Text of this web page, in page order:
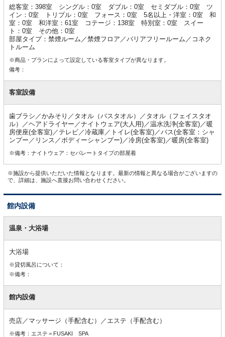
総客室：398室 シングル：0室 ダブル：0室 セミダブル：0室 ツ
イン：0室 トリプル：0室 フォース：0室 5名以上・洋室：0室 和
室：0室 和洋室：61室 コテージ：138室 特別室：0室 スイー
ト：0室 その他：0室
部屋タイプ：禁煙ルーム／禁煙フロア／バリアフリールーム／コネク
トルーム
※商品・プランによって設定している客室タイプが異なります。
備考：
客室設備
歯ブラシ／かみそり／タオル（バスタオル）／タオル（フェイスタオ
ル）／ヘアドライヤー／ナイトウェア(大人用)／温水洗浄(全客室)／暖
房便座(全客室)／テレビ／冷蔵庫／トイレ(全客室)／バス(全客室：シャ
ンプー／リンス／ボディーシャンプー)／冷房(全客室)／暖房(全客室)
※備考：ナイトウェア：セパレートタイプの部屋着
※施設から提供いただいた情報となります。最新の情報と異なる場合がございますの
で、詳細は、施設へ直接お問い合わせください。
館内設備
内温泉・大浴場
大浴場
※貸切風呂について：
※備考：
館内設備
売店／マッサージ（手配含む）／エステ（手配含む）
※備考：エステ＝FUSAKI SPA